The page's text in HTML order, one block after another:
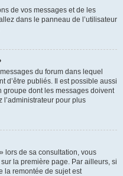
de vos messages et de les
dans le panneau de l’utilisateur
du forum dans lequel
d’être publiés. Il est possible aussi
groupe dont les messages doivent
l’administrateur pour plus
lors de sa consultation, vous
la première page. Par ailleurs, si
la remontée de sujet est